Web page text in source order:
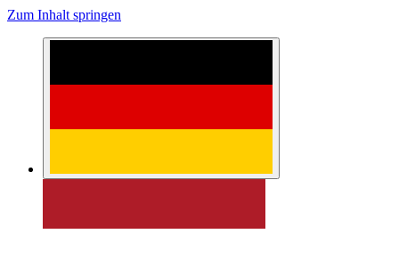
Zum Inhalt springen